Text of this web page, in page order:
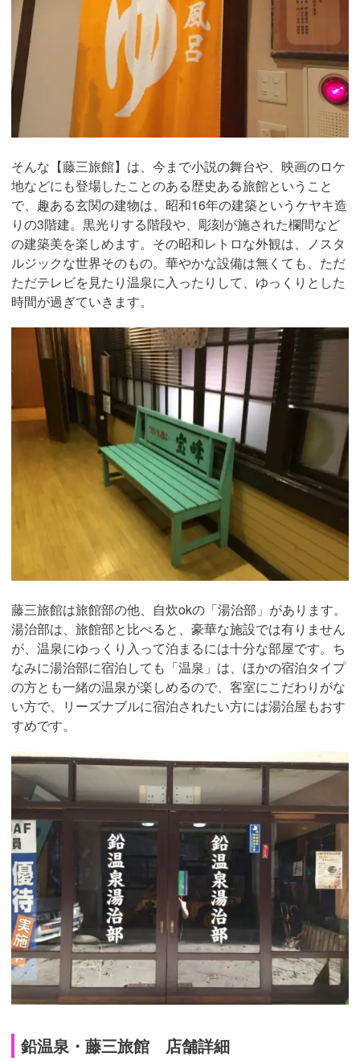
そんな【藤三旅館】は、今まで小説の舞台や、映画のロケ
地などにも登場したことのある歴史ある旅館ということ
で、趣ある玄関の建物は、昭和16年の建築というケヤキ造
りの3階建。黒光りする階段や、彫刻が施された欄間など
の建築美を楽しめます。その昭和レトロな外観は、ノスタ
ルジックな世界そのもの。華やかな設備は無くても、ただ
ただテレビを見たり温泉に入ったりして、ゆっくりとした
時間が過ぎていきます。
藤三旅館は旅館部の他、自炊okの「湯治部」があります。
湯治部は、旅館部と比べると、豪華な施設では有りません
が、温泉にゆっくり入って泊まるには十分な部屋です。ち
なみに湯治部に宿泊しても「温泉」は、ほかの宿泊タイプ
の方とも一緒の温泉が楽しめるので、客室にこだわりがな
い方で、リーズナブルに宿泊されたい方には湯治屋もおす
すめです。
鉛温泉・藤三旅館 店舗詳細